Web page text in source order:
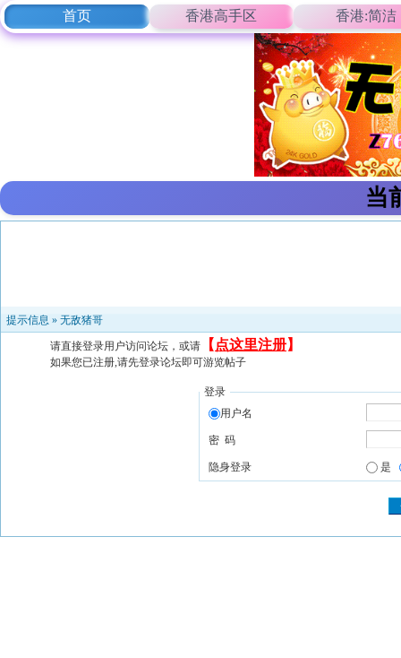
首页 香港高手区 香港:简洁
当
提示信息 » 无敌猪哥
请直接登录用户访问论坛，或请 【 点这里注册】
如果您已注册,请先登录论坛即可游览帖子
登录
用户名
密 码
隐身登录 是